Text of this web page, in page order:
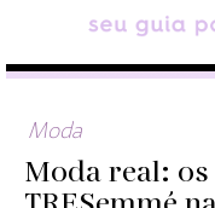
Moda
Moda real: